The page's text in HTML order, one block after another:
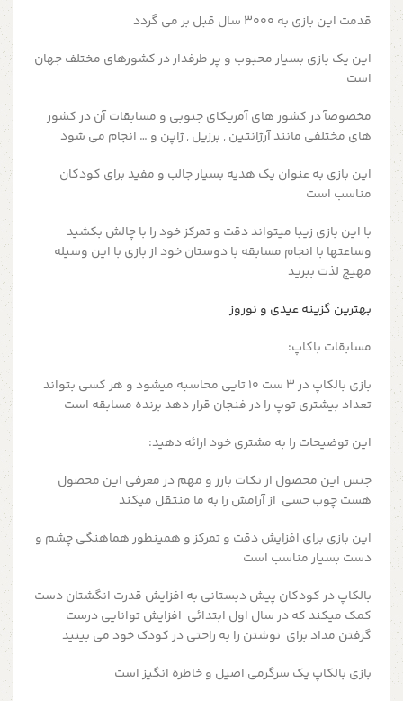
قدمت این بازی به 3000 سال قبل بر می گردد
این یک بازی بسیار محبوب و پر طرفدار در کشورهای مختلف جهان
است
مخصوصآ در کشور های آمریکای جنوبی و مسابقات آن در کشور
های مختلفی مانند آرژانتین , برزیل , ژاپن و … انجام می شود
این بازی به عنوان یک هدیه بسیار جالب و مفید برای کودکان
مناسب است
با این بازی زیبا میتواند دقت و تمرکز خود را با چالش بکشید
وساعتها با انجام مسابقه با دوستان خود از بازی با این وسیله
مهیج لذت ببرید
بهترین گزینه عیدی و نوروز
مسابقات باکاپ:
بازی بالکاپ در 3 ست 10 تایی محاسبه میشود و هر کسی بتواند
تعداد بیشتری توپ را در فنجان قرار دهد برنده مسابقه است
این توضیحات را به مشتری خود ارائه دهید:
جنس این محصول از نکات بارز و مهم در معرفی این محصول
هست چوب حسی از آرامش را به ما منتقل میکند
این بازی برای افزایش دقت و تمرکز و همینطور هماهنگی چشم و
دست بسیار مناسب است
بالکاپ در کودکان پیش دبستانی به افزایش قدرت انگشتان دست
کمک میکند که در سال اول ابتدائی افزایش توانایی درست
گرفتن مداد برای نوشتن را به راحتی در کودک خود می بینید
بازی بالکاپ یک سرگرمی اصیل و خاطره انگیز است